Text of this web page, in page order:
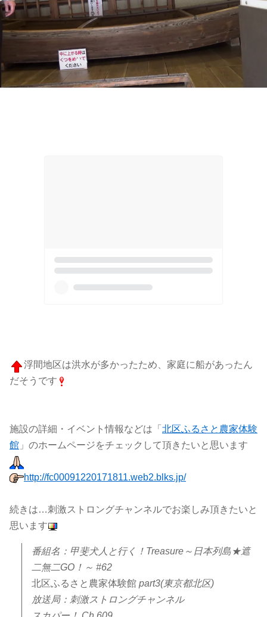
浮間地区は洪水が多かったため、家庭に船があったん
だそうです
施設の詳細・イベント情報などは「 北区ふるさと農家体験
館 」のホームページをチェックして頂きたいと思います
http://fc00091220171811.web2.blks.jp/
続きは…刺激ストロングチャンネルでお楽しみ頂きたいと
思います
番組名：甲斐犬人と行く！Treasure～日本列島★遮
二無二GO！～ #62
北区ふるさと農家体験館 part3(東京都北区)
放送局：刺激ストロングチャンネル